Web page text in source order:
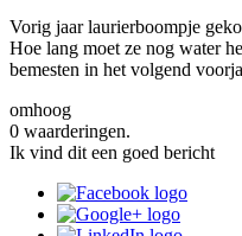
Vorig jaar laurierboompje
Hoe lang moet ze nog water
bemesten in het volgend
omhoog
0 waarderingen.
Ik vind dit een goed bericht